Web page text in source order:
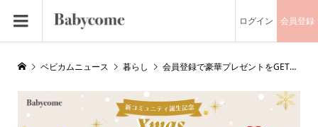
ログイン 会員登録
ベビカムニュース 暮らし 会員登録で豪華プレゼントをGET！10日間だけの「クリスマスBIGキャンペーン」が始まりました!!